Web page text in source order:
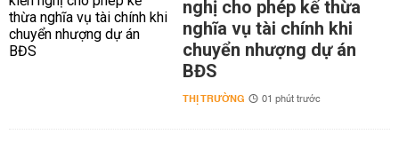
nghị cho phép kế thừa
nghĩa vụ tài chính khi
chuyển nhượng dự án
BĐS
THỊ TRƯỜNG 01 phút trước